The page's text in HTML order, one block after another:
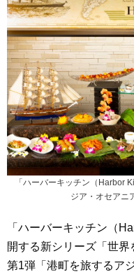
「ハーバーキッチン（Harbor
ジア・オセアニ
「ハーバーキッチン（
開する新シリーズ「世
第1弾「港町を旅するア